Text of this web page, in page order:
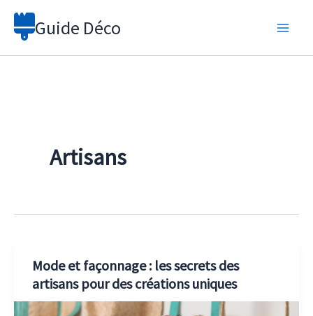
Aller
Guide Déco
Artisans
Mode et façonnage : les secrets des
artisans pour des créations uniques